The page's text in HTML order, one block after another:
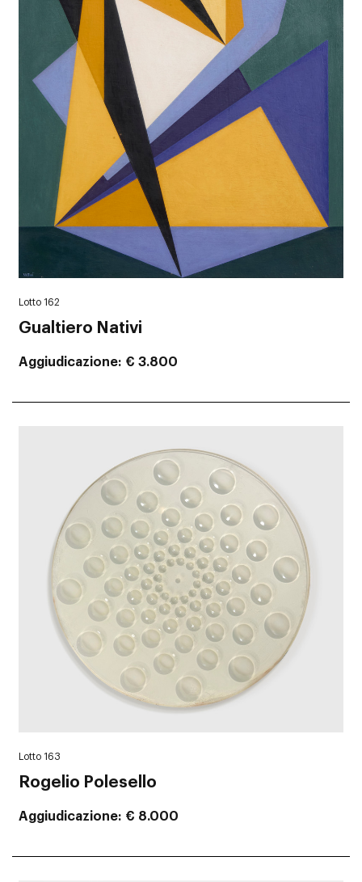
Lotto 162
Gualtiero Nativi
Aggiudicazione € 3.800
Lotto 163
Rogelio Polesello
Aggiudicazione € 8.000